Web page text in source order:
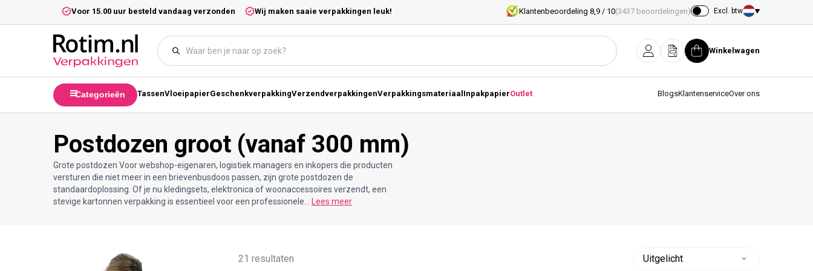
Meteen naar de contentVoor 15.00 uur besteld vandaag verzonden Wij maken saaie verpakkingen leuk! Klantenbeoordeling 8,9 / 10(3437 beoordelingen) Excl. btw
Land/regio
InloggenOfferteWinkelwagen
Winkelwagen
Categorieën TassenVloeipapierGeschenkverpakkingVerzendverpakkingenVerpakkingsmateriaal InpakpapierOutlet BlogsKlantenserviceOver ons
Postdozen groot (vanaf 300 mm)
Grote postdozen Voor webshop-eigenaren, logistiek managers en inkopers die producten
versturen die niet meer in een brievenbusdoos passen, zijn grote postdozen de
standaardoplossing. Of je nu kledingsets, elektronica of woonaccessoires verzendt, een
stevige kartonnen verpakking is essentieel voor een professionele...
Lees meer
21 resultaten